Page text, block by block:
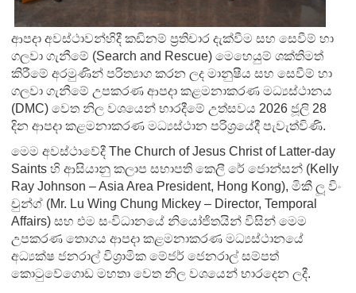
ආපදා අවස්ථාවන්හිදී කඩිනම් ප්‍රතිචාර දැක්වීම සහ සෙවීම් හා
ගලවා ගැනීමේ (Search and Rescue) මෙහෙයුම් ශක්තිමත්
කිරීමේ අරමුණින් පරිත්‍යාග කරන ලද මානුෂීය සහ සෙවීම් හා
ගලවා ගැනීමේ උපකරණ ආපදා කළමනාකරණ මධ්‍යස්ථානය
(DMC) වෙත නිල වශයෙන් භාරදීමේ උත්සවය 2026 ජූලි 28
දින ආපදා කළමනාකරණ මධ්‍යස්ථාන පරිශ්‍රයේදී පැවැත්විණි.
මෙම අවස්ථාවේදී The Church of Jesus Christ of Latter-day
Saints හි ආසියානු කලාප සභාපති කෙලී රේ ජොන්සන් (Kelly
Ray Johnson – Asia Area President, Hong Kong), මිකී ලූ විං
චුන්ග් (Mr. Lu Wing Chung Mickey – Director, Temporal
Affairs) සහ එම සංවිධානයේ නියෝජිතයින් විසින් මෙම
උපකරණ තොගය ආපදා කළමනාකරණ මධ්‍යස්ථානයේ
අධ්‍යක්ෂ ජනරාල් විශ්‍රාමික මේජර් ජෙනරාල් සම්පත්
කොටුවේගොඩ මහතා වෙත නිල වශයෙන් භාරදෙන ලදී.